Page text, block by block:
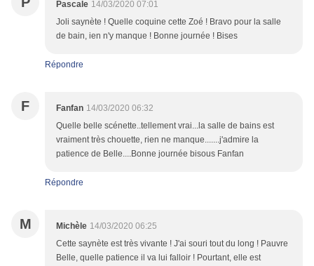
Pascale 14/03/2020 07:01
Joli saynète ! Quelle coquine cette Zoé ! Bravo pour la salle
de bain, ien n'y manque ! Bonne journée ! Bises
Répondre
F Fanfan 14/03/2020 06:32
Quelle belle scénette..tellement vrai...la salle de bains est
vraiment très chouette, rien ne manque.......j'admire la
patience de Belle....Bonne journée bisous Fanfan
Répondre
M Michèle 14/03/2020 06:25
Cette saynète est très vivante ! J'ai souri tout du long ! Pauvre
Belle, quelle patience il va lui falloir ! Pourtant, elle est